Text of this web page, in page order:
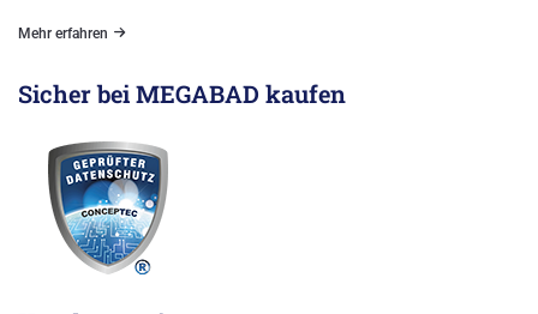
Mehr erfahren
Sicher bei MEGABAD kaufen